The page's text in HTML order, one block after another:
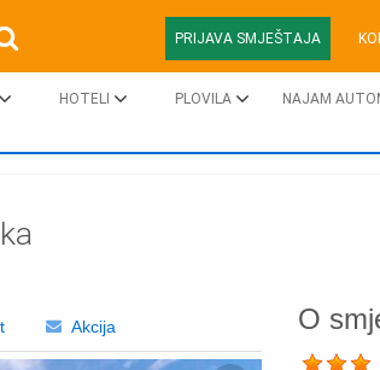
PRIJAVA SMJEŠTAJA
HOTELI PLOVILA NAJAM
Akcija O